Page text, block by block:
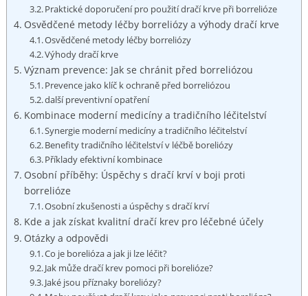
Praktické doporučení pro použití dračí krve při borrelióze
Osvědčené metody léčby borreliózy a výhody dračí krve
Osvědčené metody léčby borreliózy
Výhody dračí krve
Význam prevence: Jak se chránit před borreliózou
Prevence jako klíč k ochraně před borreliózou
další preventivní opatření
Kombinace moderní medicíny a tradičního léčitelství
Synergie moderní medicíny a tradičního léčitelství
Benefity tradičního léčitelství v léčbě boreliózy
Příklady efektivní kombinace
Osobní příběhy: Úspěchy s dračí krví v boji proti
borrelióze
Osobní zkušenosti a úspěchy s dračí krví
Kde a jak získat kvalitní dračí krev pro léčebné účely
Otázky a odpovědi
Co je borelióza a jak ji lze léčit?
Jak může dračí krev pomoci při borelióze?
Jaké jsou příznaky boreliózy?